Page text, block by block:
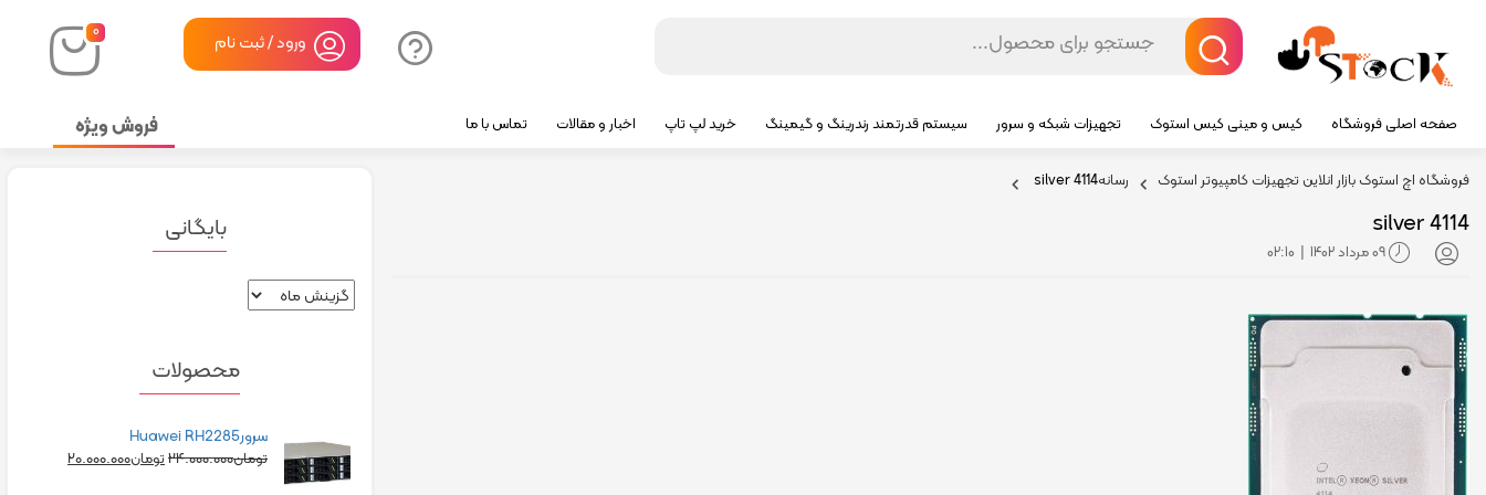
۰ ورود / ثبت نام
صفحه اصلی فروشگاه کیس و مینی کیس استوک تجهیزات شبکه و سرور سیستم قدرتمند رندرینگ و گیمینگ خرید لپ تاپ اخبار و مقالات تماس با ما فروش ویژه
فروشگاه اچ استوک بازار انلاین تجهیزات کامپیوتر استوک رسانهsilver 4114
silver 4114
09 مرداد 1402 |
02:10
بایگانی
محصولات
سرورHuawei RH2285
تومان۲۴.۰۰۰.۰۰۰تومان۲۰.۰۰۰.۰۰۰